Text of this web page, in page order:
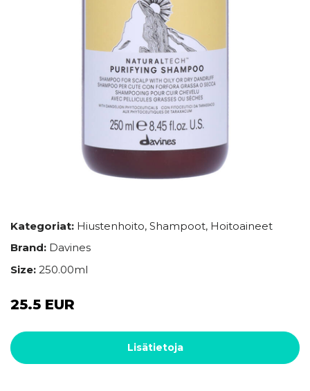
Kategoriat: Hiustenhoito, Shampoot, Hoitoaineet
Brand: Davines
Size: 250.00ml
25.5 EUR
Lisätietoja